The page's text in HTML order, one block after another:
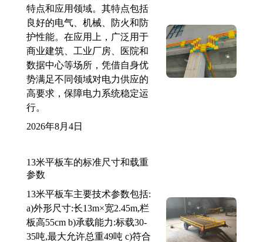
特点和应用领域。其特点包括
良好的电气、机械、防火和防
护性能。在应用上，广泛用于
商业建筑、工业厂房、医院和
数据中心等场所，凭借自身优
势满足不同领域对电力供应的
高要求，保障电力系统稳定运
行。
2026年8月4日
13米平板车的标准尺寸和载重
参数
13米平板车主要技术参数包括:
a)外形尺寸:长13m×宽2.45m,栏
板高55cm b)承载能力:标载30-
35吨,最大允许总重49吨 c)符合